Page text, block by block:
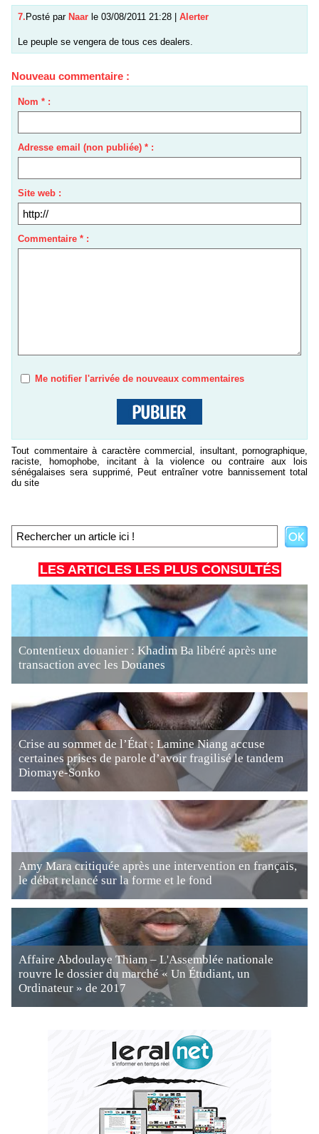
7. Posté par Naar le 03/08/2011 21:28 Alerter
Le peuple se vengera de tous ces dealers.
Nouveau commentaire :
Nom * :
Adresse email (non publiée) * :
Site web :
Commentaire * :
Me notifier l'arrivée de nouveaux commentaires
Tout commentaire à caractère commercial, insultant, pornographique,
raciste, homophobe, incitant à la violence ou contraire aux lois
sénégalaises sera supprimé, Peut entraîner votre bannissement total
du site
LES ARTICLES LES PLUS CONSULTÉS
Contentieux douanier : Khadim Ba libéré après une
transaction avec les Douanes
Crise au sommet de l’État : Lamine Niang accuse
certaines prises de parole d’avoir fragilisé le tandem
Diomaye-Sonko
Amy Mara critiquée après une intervention en français,
le débat relancé sur la forme et le fond
Affaire Abdoulaye Thiam – L'Assemblée nationale
rouvre le dossier du marché « Un Étudiant, un
Ordinateur » de 2017